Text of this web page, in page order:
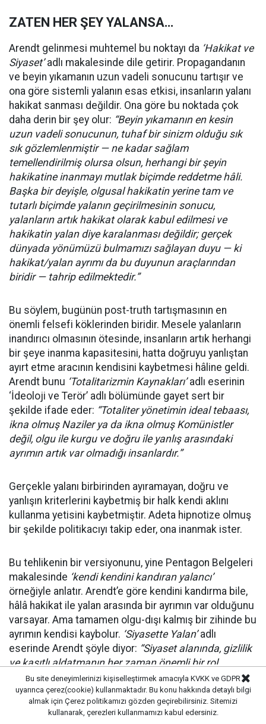
ZATEN HER ŞEY YALANSA…
Arendt gelinmesi muhtemel bu noktayı da ‘Hakikat ve
Siyaset’adlı makalesinde dile getirir. Propagandanın
ve beyin yıkamanın uzun vadeli sonucunu tartışır ve
ona göre sistemli yalanın esas etkisi, insanların yalanı
hakikat sanması değildir. Ona göre bu noktada çok
daha derin bir şey olur: “Beyin yıkamanın en kesin
uzun vadeli sonucunun, tuhaf bir sinizm olduğu sık
sık gözlemlenmiştir — ne kadar sağlam
temellendirilmiş olursa olsun, herhangi bir şeyin
hakikatine inanmayı mutlak biçimde reddetme hâli.
Başka bir deyişle, olgusal hakikatin yerine tam ve
tutarlı biçimde yalanın geçirilmesinin sonucu,
yalanların artık hakikat olarak kabul edilmesi ve
hakikatin yalan diye karalanması değildir; gerçek
dünyada yönümüzü bulmamızı sağlayan duyu — ki
hakikat/yalan ayrımı da bu duyunun araçlarından
biridir — tahrip edilmektedir.”
Bu söylem, bugünün post-truth tartışmasının en
önemli felsefi köklerinden biridir. Mesele yalanların
inandırıcı olmasının ötesinde, insanların artık herhangi
bir şeye inanma kapasitesini, hatta doğruyu yanlıştan
ayırt etme aracının kendisini kaybetmesi hâline geldi.
Arendt bunu ‘Totalitarizmin Kaynakları’adlı eserinin
‘İdeoloji ve Terör’ adlı bölümünde gayet sert bir
şekilde ifade eder: “Totaliter yönetimin ideal tebaası,
ikna olmuş Naziler ya da ikna olmuş Komünistler
değil, olgu ile kurgu ve doğru ile yanlış arasındaki
ayrımın artık var olmadığı insanlardır.”
Gerçekle yalanı birbirinden ayıramayan, doğru ve
yanlışın kriterlerini kaybetmiş bir halk kendi aklını
kullanma yetisini kaybetmiştir. Adeta hipnotize olmuş
bir şekilde politikacıyı takip eder, ona inanmak ister.
Bu tehlikenin bir versiyonunu, yine Pentagon Belgeleri
makalesinde ‘kendi kendini kandıran yalancı’
örneğiyle anlatır. Arendt’e göre kendini kandırma bile,
hâlâ hakikat ile yalan arasında bir ayrımın var olduğunu
varsayar. Ama tamamen olgu-dışı kalmış bir zihinde bu
ayrımın kendisi kaybolur. ‘Siyasette Yalan’adlı
eserinde Arendt şöyle diyor: “Siyaset alanında, gizlilik
ve kasıtlı aldatmanın her zaman önemli bir rol
oynadığı yerde, asıl tehlike kendini kandırmadır. Çünkü
kendini kandıran aldatıcı, yalnızca dinleyicisiyle değil,
kendisini er ya da geç yakalayacak olan gerçek
dünyanın kendisiyle de bütün bağını kaybeder.”
Bu site deneyimlerinizi kişiselleştirmek amacıyla KVKK ve GDPR
uyarınca çerez(cookie) kullanmaktadır. Bu konu hakkında detaylı bilgi
almak için Çerez politikamızı gözden geçirebilirsiniz. Sitemizi
kullanarak, çerezleri kullanmamızı kabul edersiniz.